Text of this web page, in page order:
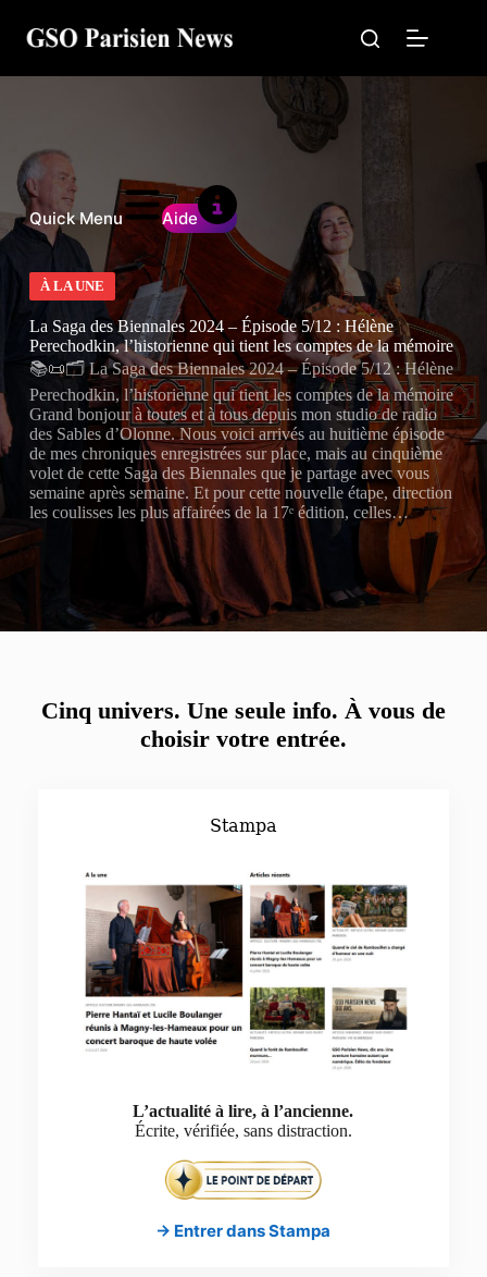
contenu
Quick Menu Aide
À LA UNE
La Saga des Biennales 2024 – Épisode 5/12 : Hélène
Perechodkin, l’historienne qui tient les comptes de la mémoire
📚📜🗂️ La Saga des Biennales 2024 – Épisode 5/12 : Hélène
Perechodkin, l’historienne qui tient les comptes de la mémoire
Grand bonjour à toutes et à tous depuis mon studio de radio
des Sables d’Olonne. Nous voici arrivés au huitième épisode
de mes chroniques enregistrées sur place, mais au cinquième
volet de cette Saga des Biennales que je partage avec vous
semaine après semaine. Et pour cette nouvelle étape, direction
les coulisses les plus affairées de la 17ᵉ édition, celles…
Cinq univers. Une seule info. À vous de
choisir votre entrée.
Stampa
L’actualité à lire, à l’ancienne.
Écrite, vérifiée, sans distraction.
→ Entrer dans Stampa